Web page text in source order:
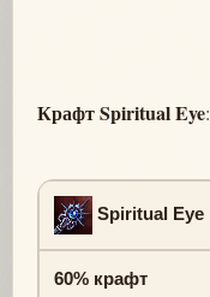
Крафт Spiritual Eye:
Spiritual Eye
60% крафт